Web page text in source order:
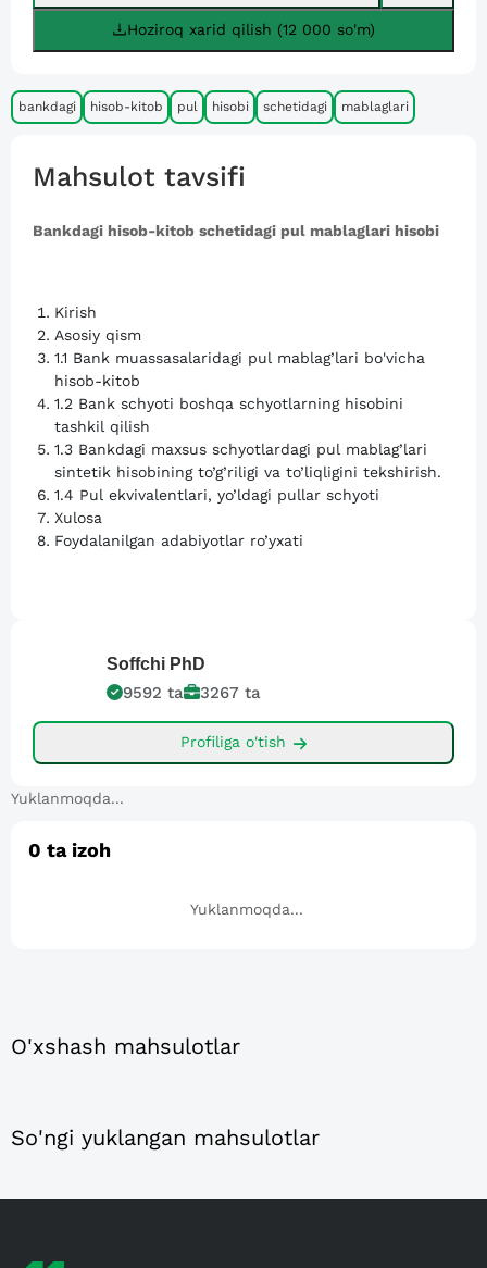
Hoziroq xarid qilish (12 000 so'm)
bankdagi hisob-kitob pul hisobi schetidagi mablaglari
Mahsulot tavsifi
Bankdagi hisob-kitob schetidagi pul mablaglari hisobi
Kirish
Asosiy qism
1.1 Bank muassasalaridagi pul mablag’lari bo'vicha
hisob-kitob
1.2 Bank schyoti boshqa schyotlarning hisobini
tashkil qilish
1.3 Bankdagi maxsus schyotlardagi pul mablag’lari
sintetik hisobining to’g’riligi va to’liqligini tekshirish.
1.4 Pul ekvivalentlari, yo’ldagi pullar schyoti
Xulosa
Foydalanilgan adabiyotlar ro’yxati
Soffchi PhD
9592 ta 3267 ta
Profiliga o'tish
Yuklanmoqda...
0 ta izoh
Yuklanmoqda...
O'xshash mahsulotlar
So'ngi yuklangan mahsulotlar